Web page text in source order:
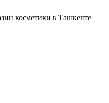
косметики в Ташкенте